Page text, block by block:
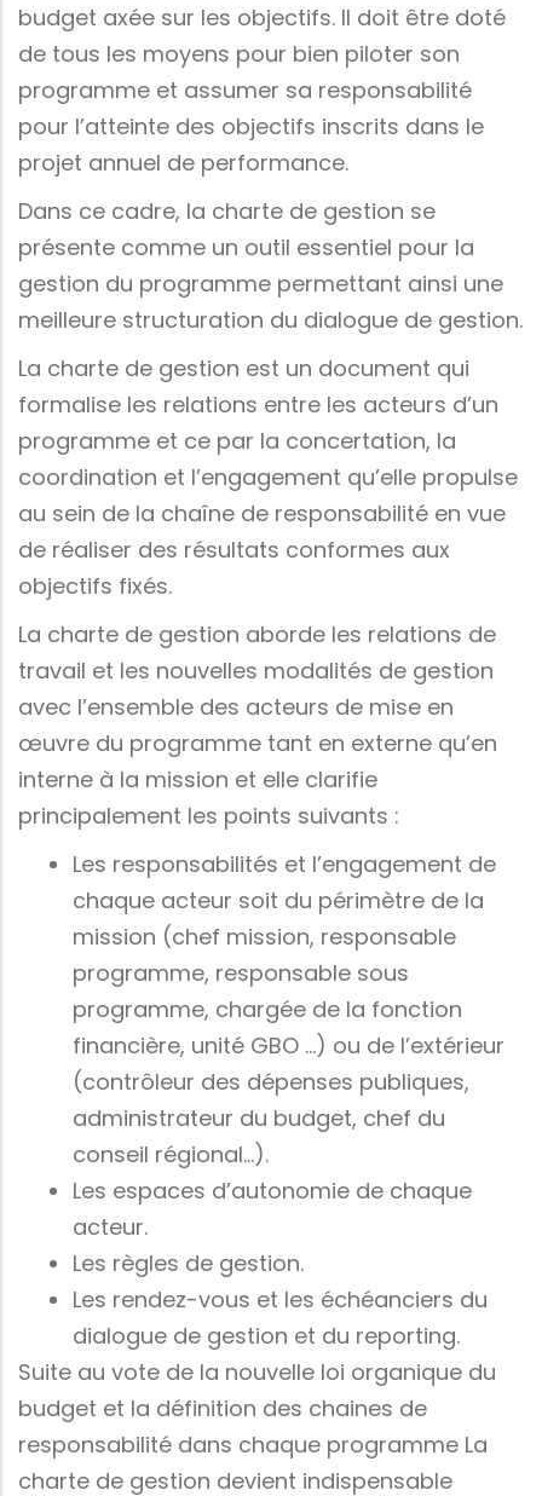
budget axée sur les objectifs. Il doit être doté
de tous les moyens pour bien piloter son
programme et assumer sa responsabilité
pour l’atteinte des objectifs inscrits dans le
projet annuel de performance.
Dans ce cadre, la charte de gestion se
présente comme un outil essentiel pour la
gestion du programme permettant ainsi une
meilleure structuration du dialogue de gestion.
La charte de gestion est un document qui
formalise les relations entre les acteurs d’un
programme et ce par la concertation, la
coordination et l’engagement qu’elle propulse
au sein de la chaîne de responsabilité en vue
de réaliser des résultats conformes aux
objectifs fixés.
La charte de gestion aborde les relations de
travail et les nouvelles modalités de gestion
avec l’ensemble des acteurs de mise en
œuvre du programme tant en externe qu’en
interne à la mission et elle clarifie
principalement les points suivants :
Les responsabilités et l’engagement de
chaque acteur soit du périmètre de la
mission (chef mission, responsable
programme, responsable sous
programme, chargée de la fonction
financière, unité GBO …) ou de l’extérieur
(contrôleur des dépenses publiques,
administrateur du budget, chef du
conseil régional…).
Les espaces d’autonomie de chaque
acteur.
Les règles de gestion.
Les rendez-vous et les échéanciers du
dialogue de gestion et du reporting.
Suite au vote de la nouvelle loi organique du
budget et la définition des chaines de
responsabilité dans chaque programme La
charte de gestion devient indispensable